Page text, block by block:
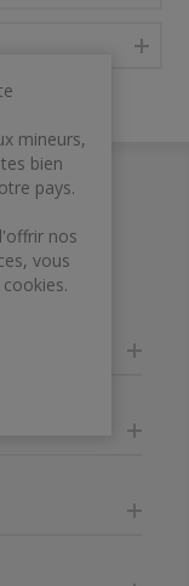
mineurs,
bien
pays.
nos
vous